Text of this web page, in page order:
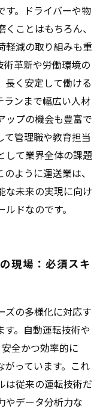
す。ドライバーや物
ことはもちろん、
軽減の取り組みも重
術革新や労働環境の
長く安定して働ける
ランまで幅広い人材
ップの機会も豊富で
て管理職や教育担当
して業界全体の課題
ように運送業は、
な未来の実現に向け
ドなのです。
現場：必須スキ
ズの多様化に対応す
す。自動運転技術や
全かつ効率的に
がっています。これ
は従来の運転技術だ
やデータ分析力な